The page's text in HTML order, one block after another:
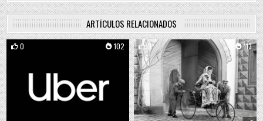
ARTÍCULOS RELACIONADOS
0 102 0 113